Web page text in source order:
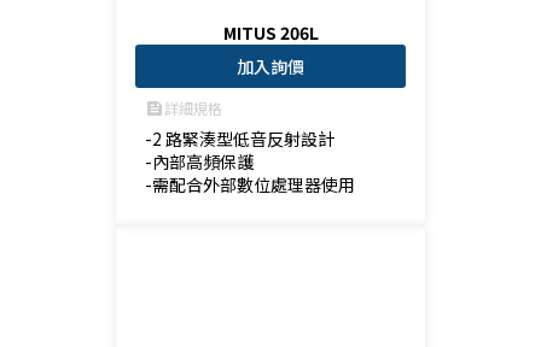
MITUS 206L
加入詢價
feed詳細規格
-2 路緊湊型低音反射設計
-內部高頻保護
-需配合外部數位處理器使用